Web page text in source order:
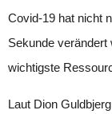
Covid-19 hat nicht
Sekunde
wichtigste
Laut Dion